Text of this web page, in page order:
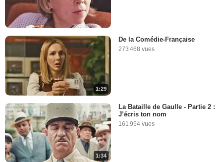
1:29
De la Comédie-Française
273 468 vues
1:34
La Bataille de Gaulle - Partie 2 :
J’écris ton nom
161 954 vues